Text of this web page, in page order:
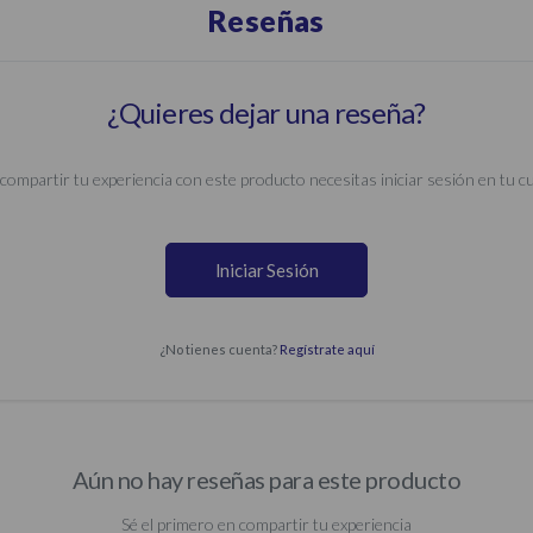
Reseñas
¿Quieres dejar una reseña?
tu experiencia con este producto necesitas iniciar sesión en tu
Iniciar Sesión
¿No tienes cuenta? Regístrate aquí
Aún no hay reseñas para este producto
Sé el primero en compartir tu experiencia